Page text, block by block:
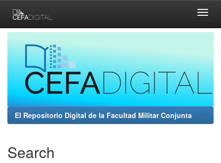
navigation
El Repositorio Digital de la Facultad Militar Conjunta
Search